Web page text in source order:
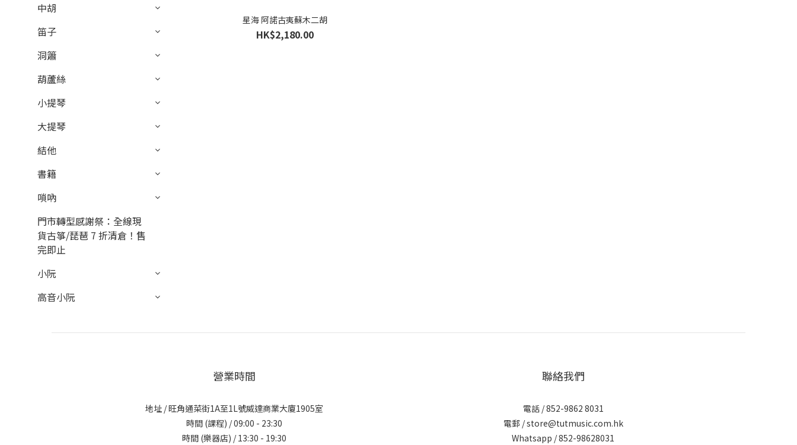
中胡
笛子
洞簫
葫蘆絲
小提琴
大提琴
結他
書籍
嗩吶
門市轉型感謝祭：全線現
貨古箏/琵琶 7 折清倉！售
完即止
小阮
高音小阮
星海 阿諾古夷蘇木二胡
HK$2,180.00
營業時間
地址 / 旺角通菜街1A至1L號威達商業大廈1905室
時間 (課程) / 09:00 - 23:30
時間 (樂器店) / 13:30 - 19:30
聯絡我們
電話 / 852-9862 8031
電郵 / store@tutmusic.com.hk
Whatsapp /852-98628031